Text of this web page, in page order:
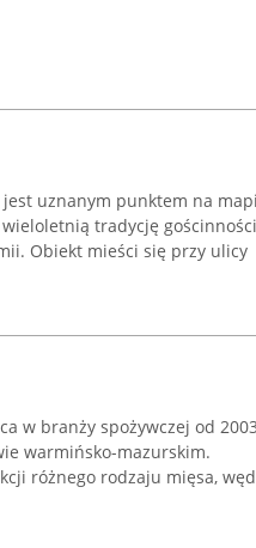
jest uznanym punktem na
tradycję
Obiekt mieści się przy ulicy
w branży spożywczej od
warmińsko-mazurskim.
różnego rodzaju mięsa,